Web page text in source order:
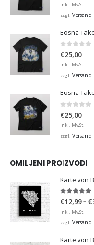
Inkl. MwSt.
zzgl. Versand
Bosna
0 von 5
€25,00
Inkl. MwSt.
zzgl. Versand
Bosna
€25,00
Inkl. MwSt.
zzgl. Versand
OMILJENI PROIZVODI
Karte von
4.92 von
€12,99– €
Inkl. MwSt.
zzgl. Versand
Karte von